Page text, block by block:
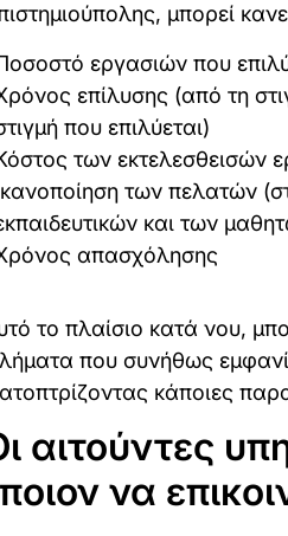
μπορεί
εργασιών που
επίλυσης (από τη
που επιλύεται)
των εκτελεσθεισών
των πελατών
και των
απασχόλησης
το πλαίσιο κατά νου,
που συνήθως
κάποιες
αιτούντες
να